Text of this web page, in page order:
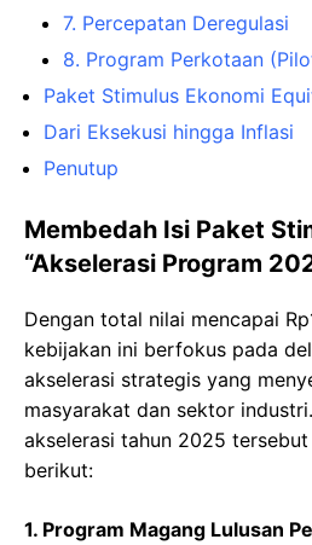
7. Percepatan Deregulasi
8. Program Perkotaan
Paket Stimulus Ekonomi
Dari Eksekusi hingga Inflasi
Penutup
Membedah Isi Paket
“Akselerasi Program
Dengan total nilai mencapai
kebijakan ini berfokus pada
akselerasi strategis yang
masyarakat dan sektor
akselerasi tahun 2025
berikut:
1. Program Magang Lulusan